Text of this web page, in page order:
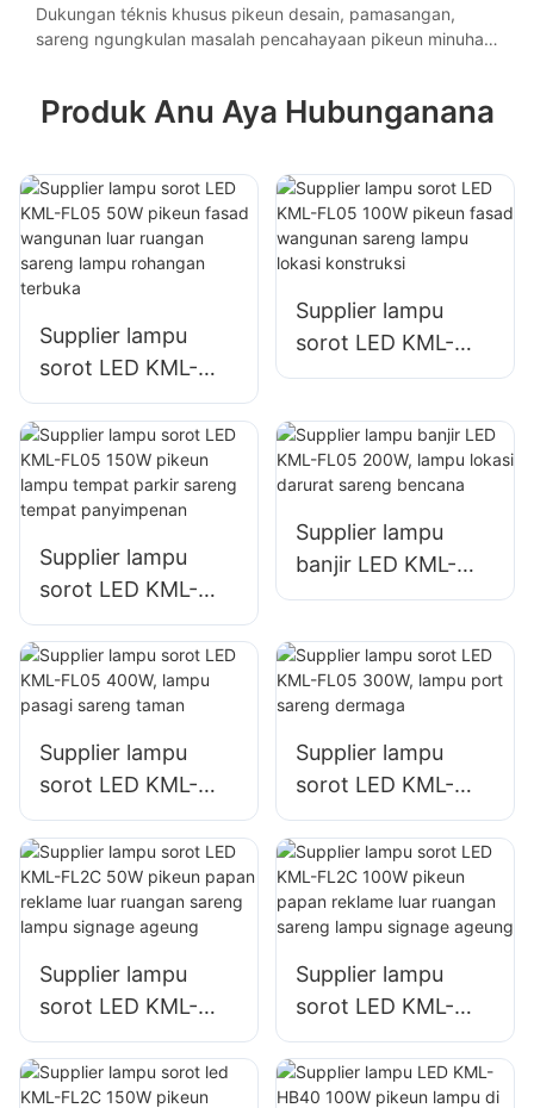
manufaktur sareng arena olahraga.
Dukungan téknis khusus pikeun desain, pamasangan,
sareng ngungkulan masalah pencahayaan pikeun minuhan
Produk Anu Aya Hubunganana
Supplier lampu
sorot LED KML-
FL05 50W pikeun
fasad wangunan
luar ruangan
sareng lampu
Supplier lampu
sorot LED KML-
FL05 100W pikeun
sareng lampu lokasi
konstruksi
Supplier lampu
sorot LED KML-
FL05 150W pikeun
lampu tempat
parkir sareng
tempat
panyimpenan
Supplier lampu
banjir LED KML-
FL05 200W, lampu
sareng bencana
Supplier lampu
sorot LED KML-
FL05 400W, lampu
pasagi sareng
taman
Supplier lampu
sorot LED KML-
FL05 300W, lampu
port sareng
dermaga
Supplier lampu
sorot LED KML-
FL2C 50W pikeun
papan reklame luar
ruangan sareng
Supplier lampu
sorot LED KML-
FL2C 100W pikeun
papan reklame luar
ruangan sareng